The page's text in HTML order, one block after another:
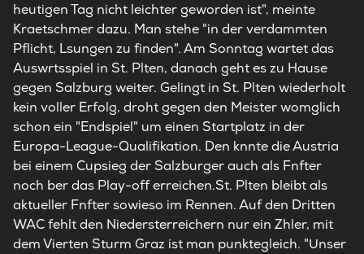
heutigen Tag nicht leichter geworden ist", meinte
Kraetschmer dazu. Man stehe "in der verdammten
Pflicht, Lsungen zu finden". Am Sonntag wartet das
Auswrtsspiel in St. Plten, danach geht es zu Hause
gegen Salzburg weiter. Gelingt in St. Plten wiederholt
kein voller Erfolg, droht gegen den Meister womglich
schon ein "Endspiel" um einen Startplatz in der
Europa-League-Qualifikation. Den knnte die Austria
bei einem Cupsieg der Salzburger auch als Fnfter
noch ber das Play-off erreichen.St. Plten bleibt als
aktueller Fnfter sowieso im Rennen. Auf den Dritten
WAC fehlt den Niedersterreichern nur ein Zhler, mit
dem Vierten Sturm Graz ist man punktegleich. "Unser